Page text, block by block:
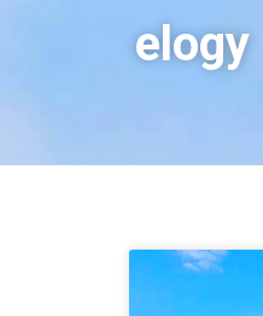
elogy